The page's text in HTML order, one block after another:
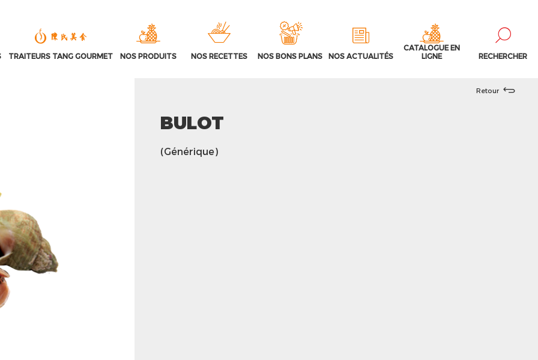
TRAITEURS TANG GOURMET NOS PRODUITS NOS RECETTES NOS BONS PLANS NOS ACTUALITÉS
CATALOGUE EN
LIGNE
RECHERCHER
Retour
BULOT
(Générique)